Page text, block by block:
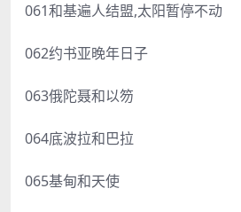
061和基遍人结盟,太阳暂停不动
062约书亚晚年日子
063俄陀聂和以笏
064底波拉和巴拉
065基甸和天使